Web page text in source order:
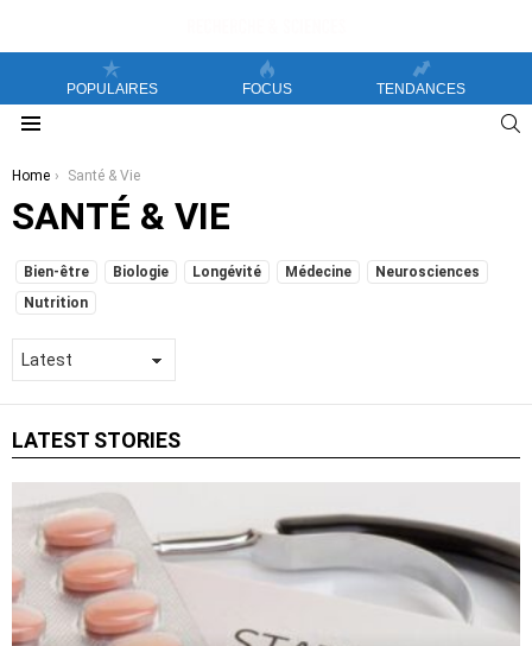
POPULAIRES FOCUS TENDANCES
You are here:
Home Santé & Vie
SANTÉ & VIE
SUBTERMS
Bien-être Biologie Longévité Médecine
Neurosciences
Nutrition
LATEST STORIES